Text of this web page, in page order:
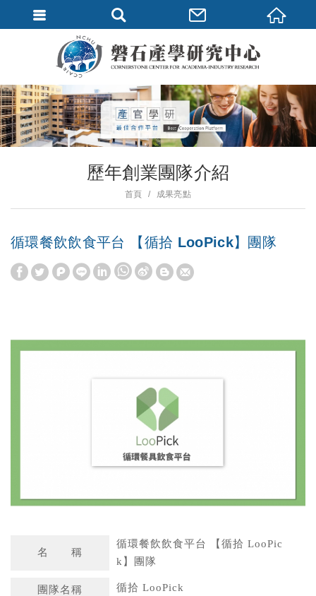
歷年創業團隊介紹
首頁 成果亮點
循環餐飲飲食平台 【循拾 LooPick】團隊
a
t
n
a
e
i
b
o
名 稱
循環餐飲飲食平台 【循拾 LooPic
k】團隊
團隊名稱 循拾 LooPick